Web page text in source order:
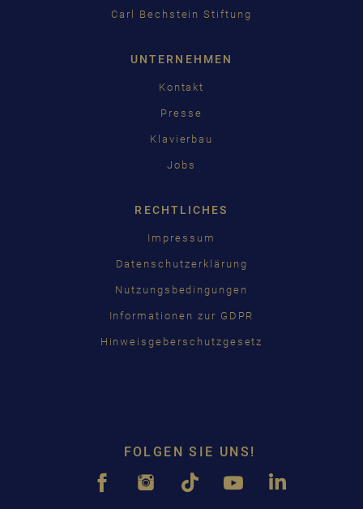
Carl Bechstein Stiftung
UNTERNEHMEN
Kontakt
Presse
Klavierbau
Jobs
RECHTLICHES
Impressum
Datenschutzerklärung
Nutzungsbedingungen
Informationen zur GDPR
Hinweisgeberschutzgesetz
FOLGEN SIE UNS!